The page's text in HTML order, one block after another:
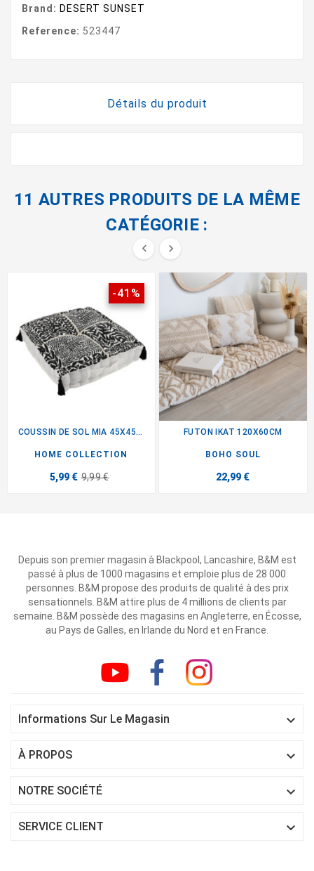
Brand: DESERT SUNSET
Reference: 523447
Détails du produit
11 AUTRES PRODUITS DE LA MÊME
CATÉGORIE :
 
-41%
COUSSIN DE SOL MIA 45X45CM...
HOME COLLECTION
5,99 € 9,99 €
FUTON IKAT 120X60CM
BOHO SOUL
22,99 €
Depuis son premier magasin à Blackpool, Lancashire, B&M est
passé à plus de 1000 magasins et emploie plus de 28 000
personnes. B&M propose des produits de qualité à des prix
sensationnels. B&M attire plus de 4 millions de clients par
semaine. B&M possède des magasins en Angleterre, en Écosse,
au Pays de Galles, en Irlande du Nord et en France.
Informations Sur Le Magasin 
À PROPOS 
NOTRE SOCIÉTÉ 
SERVICE CLIENT 